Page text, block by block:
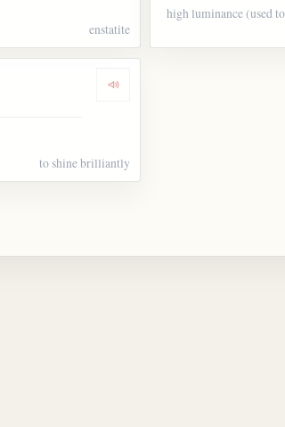
enstatite
high luminance (used
く Dengarkan kosakata 照り輝く
to shine brilliantly